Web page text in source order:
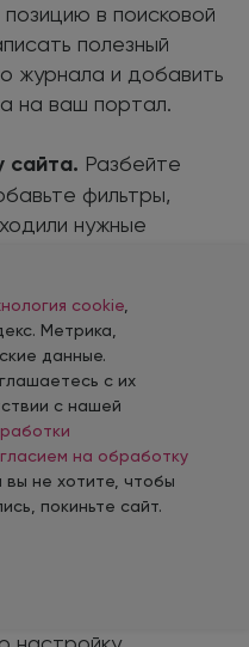
в поисковой
полезный
журнала и добавить
на ваш портал.
сайта. Разбейте
фильтры,
нужные
«Скобозабивной
В отличие от
результаты
поисковая
работы.
в поиске,
сайт:
новый и
cookie
Метрика,
данные.
с их
с нашей
на обработку
вы не хотите, чтобы
покиньте сайт.